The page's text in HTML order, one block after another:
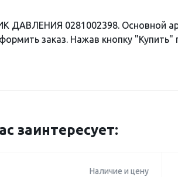
ДАВЛЕНИЯ 0281002398. Основной
заказ. Нажав кнопку "Купить"
заинтересует:
Наличие и цену